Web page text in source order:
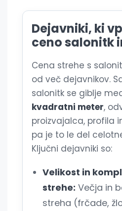
Dejavniki, ki
ceno salonitk
Cena strehe s
od več dejavnikov.
salonitk se giblje
kvadratni meter,
proizvajalca, profila
pa je to le del
Ključni dejavniki so:
Velikost in
strehe: Večja in
streha (frčade,